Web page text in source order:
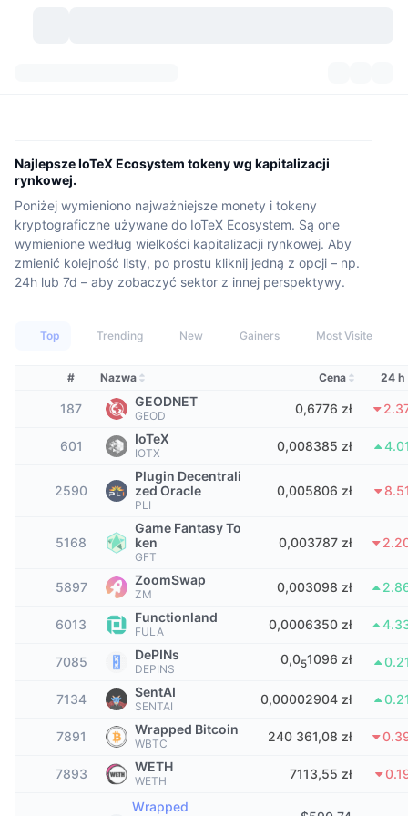
Migawki historyczne
Odblokowania tokenów
Aktywa w świecie rzeczywistym
Tabele liderów
Nadchodzące
Ostatnio dodane
Wzrosty i spadki
Najczęściej wyświetlane
Nastawienie społeczności
Ranking łańcuchów
Rynki predykcyjne
Przegląd rynku
Rynek Spot
Liczba kryptowalut
Bitcoin Skarbce
BNB Skarbce
Wpływy/odpływy na giełdy
Indeks strachu i chciwości.
Indeks sezonu Altcoinów
Wskaźniki cyklu rynkowego
Dominacja Bitcoina
CoinMarketCap 20 Index
CoinMarketCap 100 Index
Przepływy ETF
Sygnały
Popularne
Nowy
Najlepsi Traderzy
Giełdy
Scentralizowane giełdy
Spot
Instrumenty pochodne
Zdecentralizowane giełdy
Instrumenty pochodne
Społeczność
Feed
Na żywo
Artykuły
Sentyment
API
API
API Krypto
DEX API
Zasoby
Dokumentacja
Często zadawane pytania
CMC Hub Agentów
Rynek Umiejętności
Produkty
Przelicznik
Newsletter
CMC Launch
CMC Labs
CMC Max
Najważniejsze wiadomości
Reklama
Najlepsze IoTeX Ecosystem tokeny wg kapitalizacji
rynkowej.
Poniżej wymieniono najważniejsze monety i tokeny
kryptograficzne używane do IoTeX Ecosystem. Są one
wymienione według wielkości kapitalizacji rynkowej. Aby
zmienić kolejność listy, po prostu kliknij jedną z opcji – np.
24h lub 7d – aby zobaczyć sektor z innej perspektywy.
Top Trending New Gainers Most Visited
# Nazwa Cena 24 h
187 GEODNET
GEOD 0,6776 zł
601 IoTeX
IOTX 0,008385 zł
2590
Plugin Decentrali
zed Oracle
PLI
0,005806 zł
5168
Game Fantasy To
ken
GFT
0,003787 zł
5897 ZoomSwap
ZM 0,003098 zł
6013 Functionland
FULA 0,0006350 zł
7085 DePINs
DEPINS
0,051096 zł
7134 SentAI
SENTAI 0,00002904 zł
7891 Wrapped Bitcoin
WBTC 240 361,08 zł
7893 WETH
WETH 7113,55 zł
Wrapped